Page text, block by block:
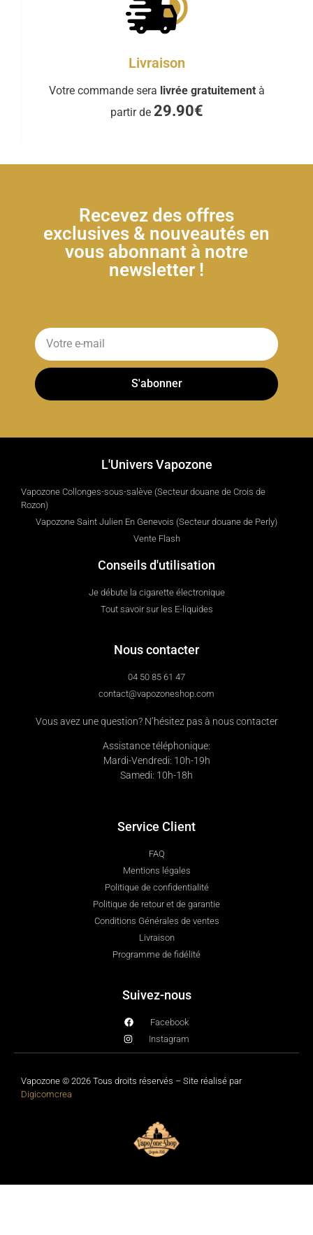
Livraison
Votre commande sera livrée gratuitement à
partir de 29.90€
Recevez des offres
exclusives & nouveautés en
vous abonnant à notre
newsletter !
S'abonner
L'Univers Vapozone
Vapozone Collonges-sous-salève (Secteur douane de Crois de
Rozon)
Vapozone Saint Julien En Genevois (Secteur douane de Perly)
Vente Flash
Conseils d'utilisation
Je débute la cigarette électronique
Tout savoir sur les E-liquides
Nous contacter
04 50 85 61 47
contact@vapozoneshop.com
Vous avez une question? N’hésitez pas à nous contacter
Assistance téléphonique:
Mardi-Vendredi: 10h-19h
Samedi: 10h-18h
Service Client
FAQ
Mentions légales
Politique de confidentialité
Politique de retour et de garantie
Conditions Générales de ventes
Livraison
Programme de fidélité
Suivez-nous
Facebook
Instagram
Vapozone © 2026 Tous droits réservés – Site réalisé par
Digicomcrea